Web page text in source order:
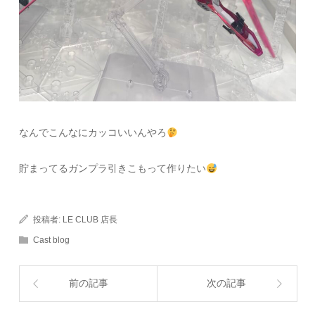
なんでこんなにカッコいいんやろ
貯まってるガンプラ引きこもって作りたい
投稿者: LE CLUB 店長
Cast blog
前の記事 次の記事